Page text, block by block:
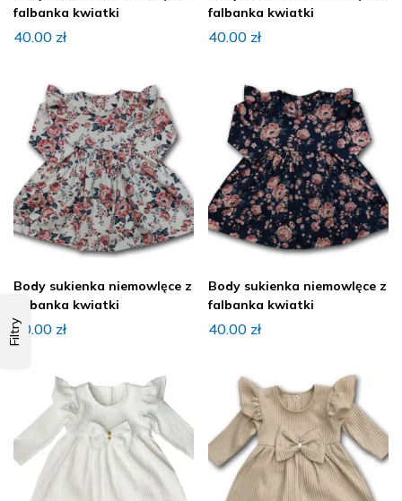
Filtry
falbanka kwiatki
40.00 zł
falbanka kwiatki
40.00 zł
Body sukienka niemowlęce z
falbanka kwiatki
40.00 zł
Body sukienka niemowlęce z
falbanka kwiatki
40.00 zł